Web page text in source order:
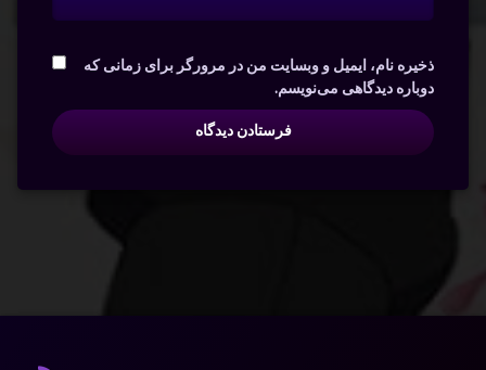
ذخیره نام، ایمیل و وبسایت من در مرورگر برای زمانی که
دوباره دیدگاهی می‌نویسم.